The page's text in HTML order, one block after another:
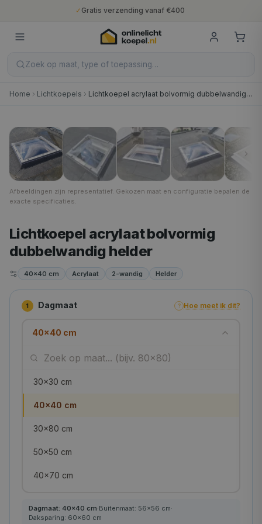
✓ Gratis verzending vanaf €400
10 jaar fabrieksgarantie
Nederlandse productie
Zoek op maat, type of toepassing…
Home Lichtkoepels Lichtkoepel acrylaat bolvormig dubbelwandig helder
/8
Afbeeldingen zijn representatief. Gekozen maat en configuratie bepalen de
exacte specificaties.
Lichtkoepel acrylaat bolvormig
dubbelwandig helder
40×40 cm Acrylaat 2-wandig Helder
1 Dagmaat ? Hoe meet ik dit?
40×40 cm
30×30 cm
40×40 cm
30×80 cm
50×50 cm
40×70 cm
60×60 cm
Dagmaat: 40×40 cm·Buitenmaat: 56×56 cm·
Daksparing: 60×60 cm